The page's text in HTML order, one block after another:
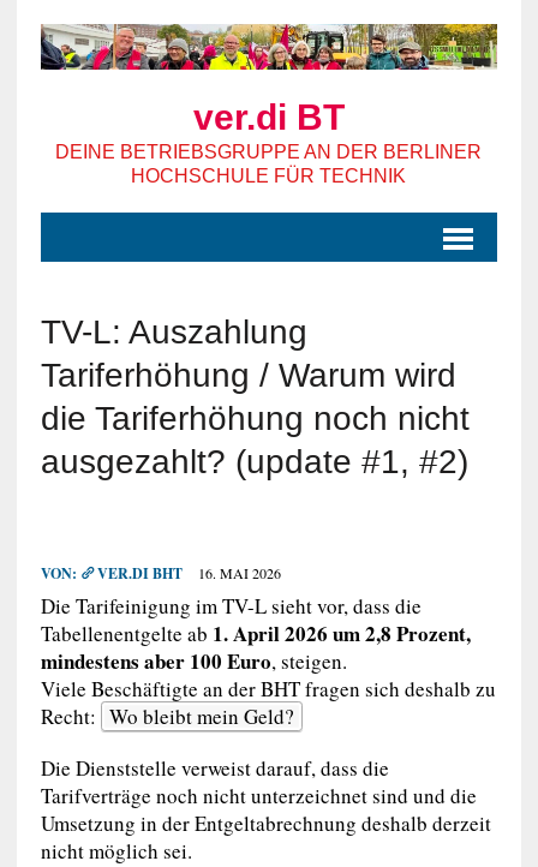
ver.di BT
DEINE BETRIEBSGRUPPE AN DER BERLINER
HOCHSCHULE FÜR TECHNIK
TV-L: Auszahlung
Tariferhöhung / Warum wird
die Tariferhöhung noch nicht
ausgezahlt? (update #1, #2)
VON: VER.DI BHT 16. MAI 2026
Die Tarifeinigung im TV-L sieht vor, dass die
Tabellenentgelte ab 1. April 2026 um 2,8 Prozent,
mindestens aber 100 Euro, steigen.
Viele Beschäftigte an der BHT fragen sich deshalb zu
Recht: Wo bleibt mein Geld?
Die Dienststelle verweist darauf, dass die
Tarifverträge noch nicht unterzeichnet sind und die
Umsetzung in der Entgeltabrechnung deshalb derzeit
nicht möglich sei.